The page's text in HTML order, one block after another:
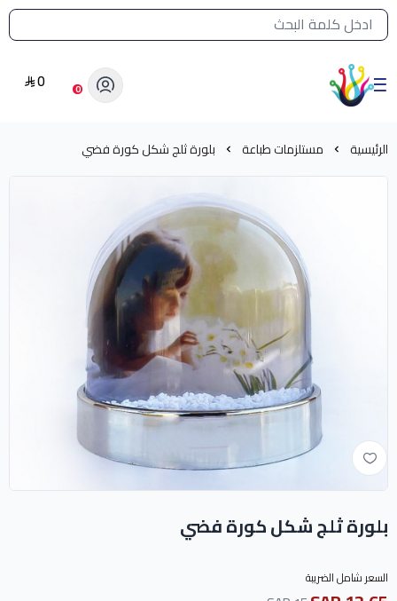
القائمة الرئيسية لمتجر الشرق النادر
الشرق النادر بيع مستلزمات طباعة حرارية 0
0
الرئيسية مستلزمات طباعة بلورة ثلج شكل كورة فضي
بلورة ثلج شكل كورة فضي
السعر شامل الضريبة